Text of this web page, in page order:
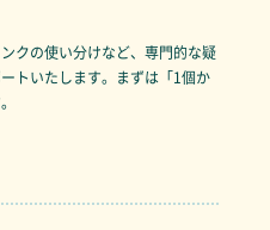
クの使い分けなど、専門的な疑
トいたします。まずは「1個か